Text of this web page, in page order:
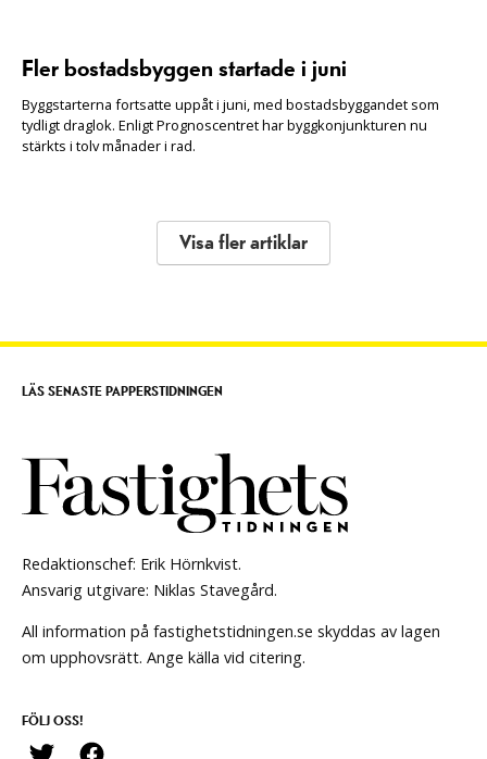
Fler bostadsbyggen startade i juni
Byggstarterna fortsatte uppåt i juni, med bostadsbyggandet som
tydligt draglok. Enligt Prognoscentret har byggkonjunkturen nu
stärkts i tolv månader i rad.
Visa fler artiklar
Redaktionschef: Erik Hörnkvist.
Ansvarig utgivare: Niklas Stavegård.
All information på fastighetstidningen.se skyddas av lagen
om upphovsrätt. Ange källa vid citering.
FÖLJ OSS!
LÄS SENASTE PAPPERSTIDNINGEN